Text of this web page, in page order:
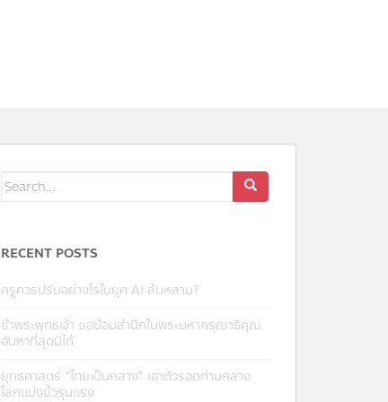
Search
for:
RECENT POSTS
ครูควรปรับอย่างไรในยุค AI ล้นหลาม?
ข้าพระพุทธเจ้า ขอน้อมสำนึกในพระมหากรุณาธิคุณ
อันหาที่สุดมิได้
ยุทธศาสตร์ “ไทยเป็นกลาง” เอาตัวรอดท่ามกลาง
โลกแบ่งขั้วรุนแรง